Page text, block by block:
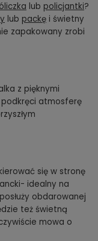
lub policjantki?
lub packę i świetny
zapakowany zrobi
z pięknymi
atmosferę
się w stronę
idealny na
posłuży obdarowanej
też świetną
mowa o